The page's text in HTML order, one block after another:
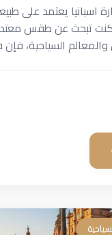
اسبانيا يعتمد على
كنت تبحث عن طقس
السياحية،